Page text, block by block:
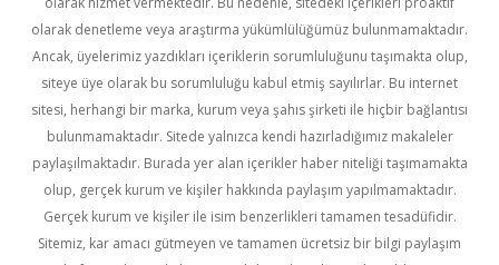
olarak denetleme veya araştırma yükümlülüğümüz bulunmamaktadır.
Ancak, üyelerimiz yazdıkları içeriklerin sorumluluğunu taşımakta olup,
siteye üye olarak bu sorumluluğu kabul etmiş sayılırlar. Bu internet
sitesi, herhangi bir marka, kurum veya şahıs şirketi ile hiçbir bağlantısı
bulunmamaktadır. Sitede yalnızca kendi hazırladığımız makaleler
paylaşılmaktadır. Burada yer alan içerikler haber niteliği taşımamakta
olup, gerçek kurum ve kişiler hakkında paylaşım yapılmamaktadır.
Gerçek kurum ve kişiler ile isim benzerlikleri tamamen tesadüfidir.
Sitemiz, kar amacı gütmeyen ve tamamen ücretsiz bir bilgi paylaşım